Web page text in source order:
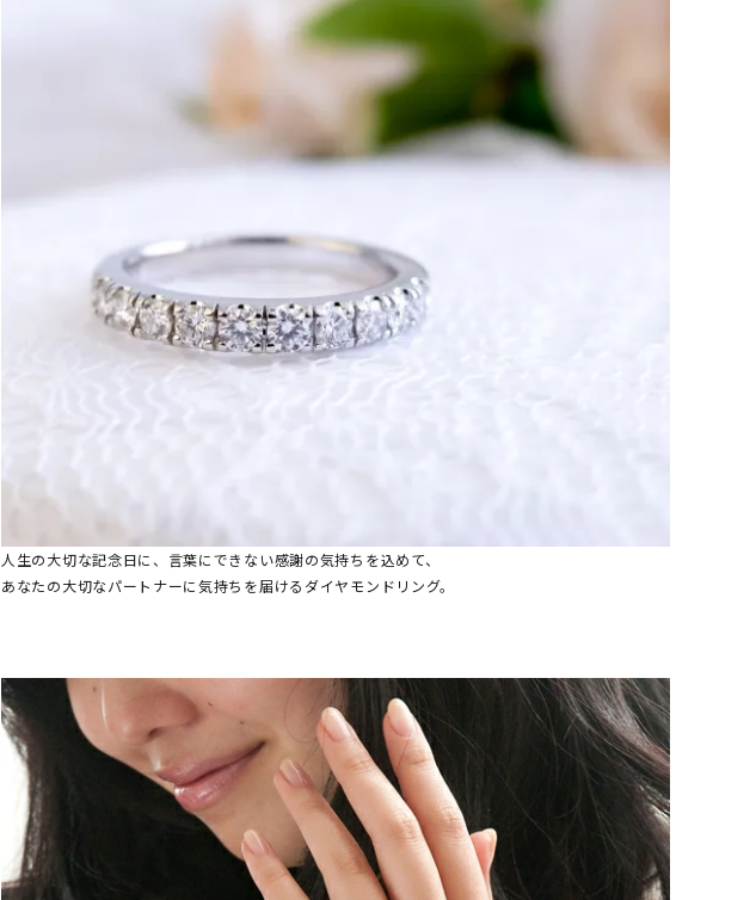
人生の大切な記念日に、言葉にできない感謝の気持ちを込めて、
あなたの大切なパートナーに気持ちを届けるダイヤモンドリング。